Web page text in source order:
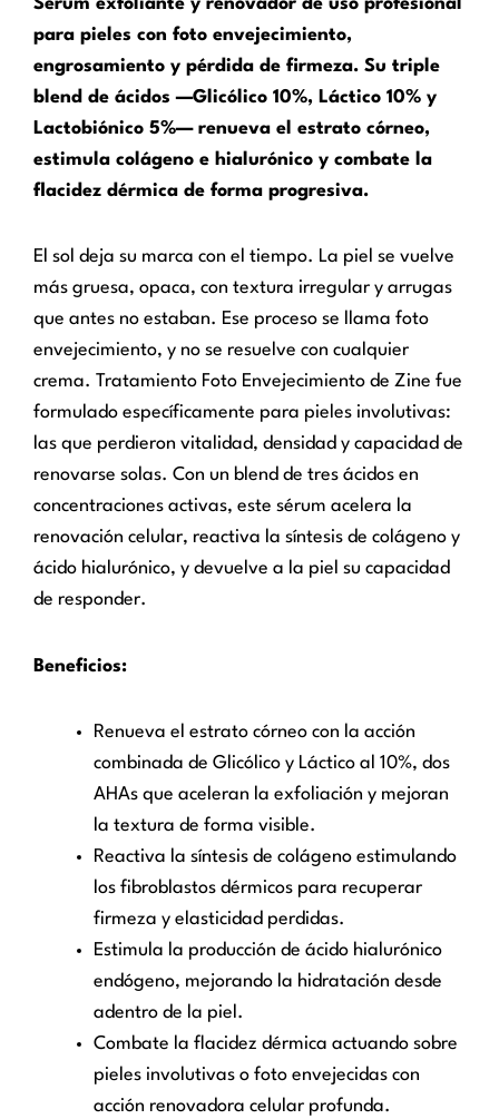
para pieles con foto envejecimiento,
engrosamiento y pérdida de firmeza. Su triple
blend de ácidos —Glicólico 10%, Láctico 10% y
Lactobiónico 5%— renueva el estrato córneo,
estimula colágeno e hialurónico y combate la
flacidez dérmica de forma progresiva.
El sol deja su marca con el tiempo. La piel se vuelve
más gruesa, opaca, con textura irregular y arrugas
que antes no estaban. Ese proceso se llama foto
envejecimiento, y no se resuelve con cualquier
crema. Tratamiento Foto Envejecimiento de Zine fue
formulado específicamente para pieles involutivas:
las que perdieron vitalidad, densidad y capacidad de
renovarse solas. Con un blend de tres ácidos en
concentraciones activas, este sérum acelera la
renovación celular, reactiva la síntesis de colágeno y
ácido hialurónico, y devuelve a la piel su capacidad
de responder.
Beneficios:
Renueva el estrato córneo con la acción
combinada de Glicólico y Láctico al 10%, dos
AHAs que aceleran la exfoliación y mejoran
la textura de forma visible.
Reactiva la síntesis de colágeno estimulando
los fibroblastos dérmicos para recuperar
firmeza y elasticidad perdidas.
Estimula la producción de ácido hialurónico
endógeno, mejorando la hidratación desde
adentro de la piel.
Combate la flacidez dérmica actuando sobre
pieles involutivas o foto envejecidas con
acción renovadora celular profunda.